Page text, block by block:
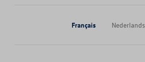
Français Nederlands